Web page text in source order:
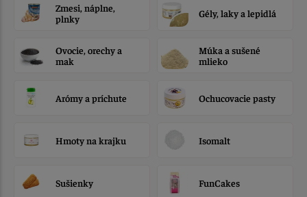
Zmesi, náplne,
plnky
Gély, laky a lepidlá
Ovocie, orechy a
mak
Múka a sušené
mlieko
Arómy a príchute Ochucovacie pasty
Hmoty na krajku Isomalt
Sušienky FunCakes